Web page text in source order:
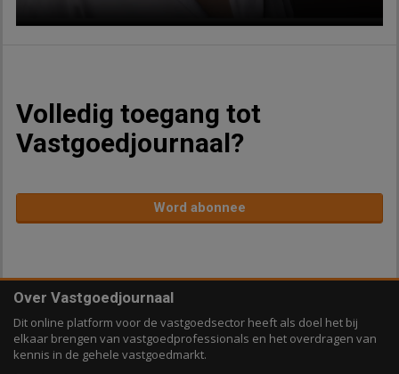
Volledig toegang tot
Vastgoedjournaal?
Word abonnee
Over Vastgoedjournaal
Dit online platform voor de vastgoedsector heeft als doel het bij
elkaar brengen van vastgoedprofessionals en het overdragen van
kennis in de gehele vastgoedmarkt.